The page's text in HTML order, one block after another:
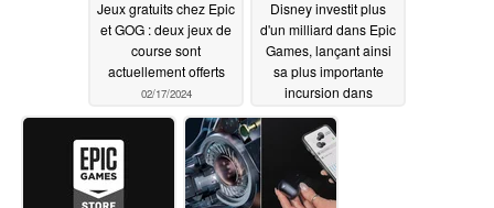
Jeux gratuits chez Epic
et GOG : deux jeux de
course sont
actuellement offerts
02/17/2024
Disney investit plus
d'un milliard dans Epic
Games, lançant ainsi
sa plus importante
incursion dans
l'industrie du jeu à ce
jour02/09/2024